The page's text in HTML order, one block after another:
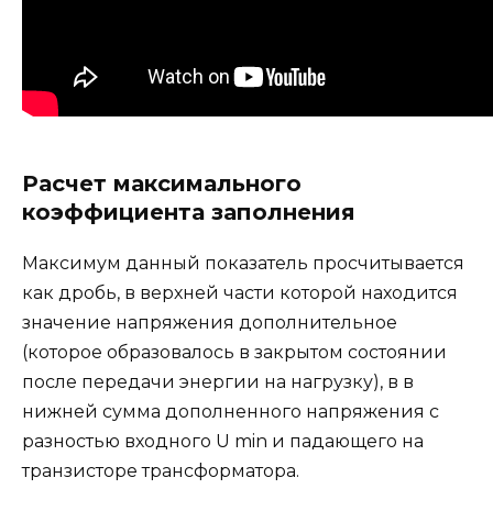
Расчет максимального
коэффициента заполнения
Максимум данный показатель просчитывается
как дробь, в верхней части которой находится
значение напряжения дополнительное
(которое образовалось в закрытом состоянии
после передачи энергии на нагрузку), в в
нижней сумма дополненного напряжения с
разностью входного U min и падающего на
транзисторе трансформатора.